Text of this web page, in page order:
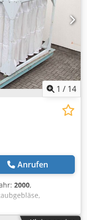
1 / 14
Anrufen
2000,